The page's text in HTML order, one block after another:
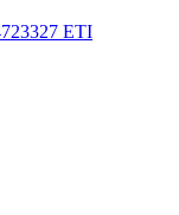
ETI